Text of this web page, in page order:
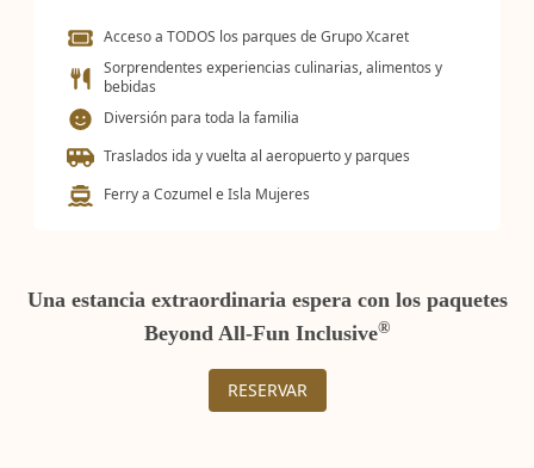
Acceso a TODOS los parques de Grupo Xcaret
Sorprendentes experiencias culinarias, alimentos y
bebidas
Diversión para toda la familia
Traslados ida y vuelta al aeropuerto y parques
Ferry a Cozumel e Isla Mujeres
Una estancia extraordinaria espera con los paquetes
Beyond All-Fun Inclusive®
RESERVAR